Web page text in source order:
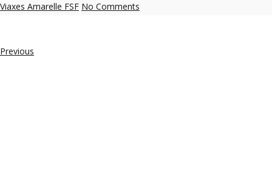
Viaxes Amarelle FSF No Comments
Previous